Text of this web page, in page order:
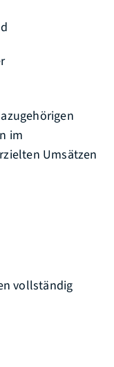
im
Umsätzen
vollständig